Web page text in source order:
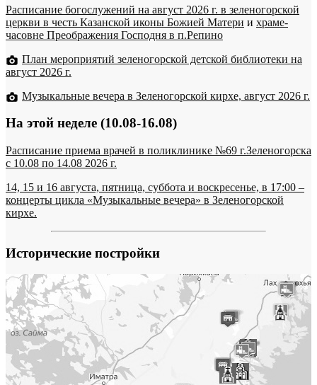
Расписание богослужений на август 2026 г. в зеленогорской
церкви в честь Казанской иконы Божией Матери и храме-
часовне Преображения Господня в п.Репино
План мероприятий зеленогорской детской библиотеки на
август 2026 г.
Музыкальные вечера в Зеленогорской кирхе, август 2026 г.
На этой неделе (10.08-16.08)
Расписание приема врачей в поликлинике №69 г.Зеленогорска
c 10.08 по 14.08 2026 г.
14, 15 и 16 августа, пятница, суббота и воскресенье, в 17:00 –
концерты цикла «Музыкальные вечера» в Зеленогорской
кирхе.
Исторические постройки